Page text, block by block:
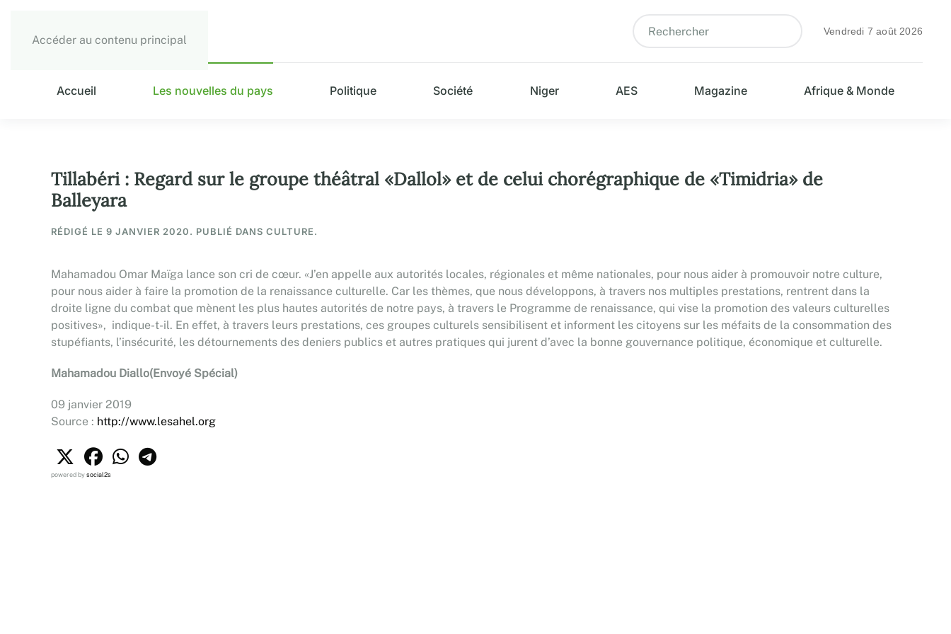
Accéder au contenu principal
Vendredi 7 août 2026
Accueil Les nouvelles du pays Politique Société Niger AES Magazine Afrique & Monde
Tillabéri : Regard sur le groupe théâtral «Dallol» et de celui chorégraphique de «Timidria» de
Balleyara
RÉDIGÉ LE 9 JANVIER 2020. PUBLIÉ DANS CULTURE.
Mahamadou Omar Maïga lance son cri de cœur. «J’en appelle aux autorités locales, régionales et même nationales, pour nous aider à promouvoir notre culture,
pour nous aider à faire la promotion de la renaissance culturelle. Car les thèmes, que nous développons, à travers nos multiples prestations, rentrent dans la
droite ligne du combat que mènent les plus hautes autorités de notre pays, à travers le Programme de renaissance, qui vise la promotion des valeurs culturelles
positives», indique-t-il. En effet, à travers leurs prestations, ces groupes culturels sensibilisent et informent les citoyens sur les méfaits de la consommation des
stupéfiants, l’insécurité, les détournements des deniers publics et autres pratiques qui jurent d’avec la bonne gouvernance politique, économique et culturelle.
Mahamadou Diallo(Envoyé Spécial)
09 janvier 2019
Source : http://www.lesahel.org
powered bysocial2s